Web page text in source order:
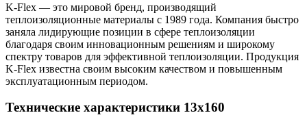
K-Flex — это мировой бренд, производящий
теплоизоляционные материалы с 1989 года. Компания быстро
заняла лидирующие позиции в сфере теплоизоляции
благодаря своим инновационным решениям и широкому
спектру товаров для эффективной теплоизоляции. Продукция
K-Flex известна своим высоким качеством и повышенным
эксплуатационным периодом.
Технические характеристики 13х160